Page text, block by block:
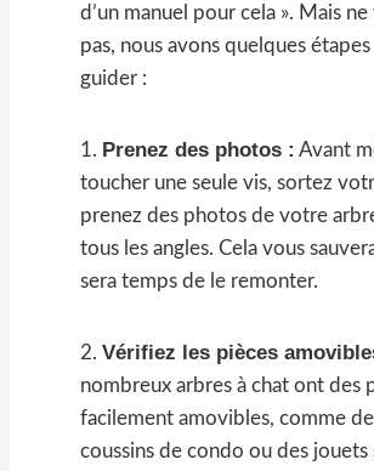
d’un manuel pour cela ». Mais
pas, nous avons quelques
guider :
1. Prenez des photos : Avant
toucher une seule vis, sortez
prenez des photos de votre
tous les angles. Cela vous
sera temps de le remonter.
2. Vérifiez les pièces
nombreux arbres à chat ont des
facilement amovibles, comme
coussins de condo ou des jouets